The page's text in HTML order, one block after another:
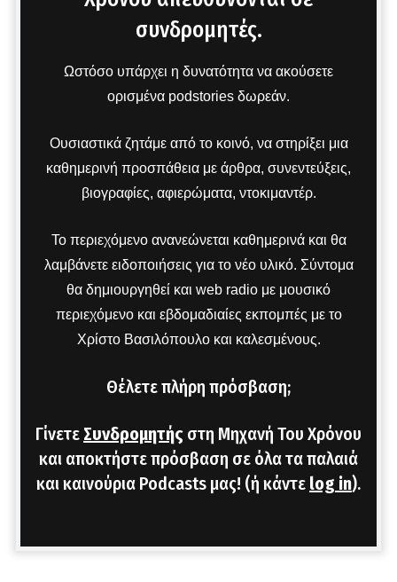
συνδρομητές.
Ωστόσο υπάρχει η δυνατότητα να ακούσετε
ορισμένα podstories δωρεάν.
Ουσιαστικά ζητάμε από το κοινό, να στηρίξει μια
καθημερινή προσπάθεια με άρθρα, συνεντεύξεις,
βιογραφίες, αφιερώματα, ντοκιμαντέρ.
Το περιεχόμενο ανανεώνεται καθημερινά και θα
λαμβάνετε ειδοποιήσεις για το νέο υλικό. Σύντομα
θα δημιουργηθεί και web radio με μουσικό
περιεχόμενο και εβδομαδιαίες εκπομπές με το
Χρίστο Βασιλόπουλο και καλεσμένους.
Θέλετε πλήρη πρόσβαση;
Γίνετε Συνδρομητής στη Μηχανή Του Χρόνου
και αποκτήστε πρόσβαση σε όλα τα παλαιά
και καινούρια Podcasts μας! (ή κάντε log in).